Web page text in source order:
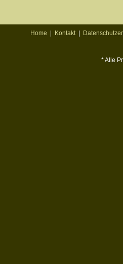
Home Kontakt
* Alle